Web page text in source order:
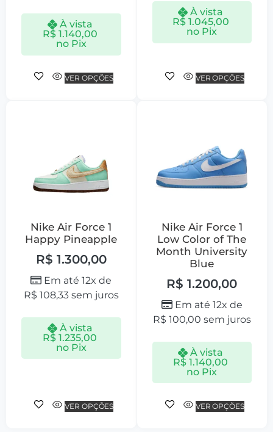
À vista
R$1.140,00
no Pix
VER OPÇÕES
À vista
R$1.045,00
no Pix
VER OPÇÕES
Nike Air Force 1
Happy Pineapple
R$ 1.300,00
Em até 12x de
R$ 108,33sem juros
À vista
R$ 1.235,00
no Pix
VER OPÇÕES
Nike Air Force 1
Low Color of The
Month University
Blue
R$ 1.200,00
Em até 12x de
R$ 100,00 sem juros
À vista
R$ 1.140,00
no Pix
VER OPÇÕES